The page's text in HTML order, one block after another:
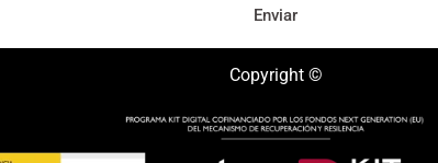
Enviar
Copyright ©